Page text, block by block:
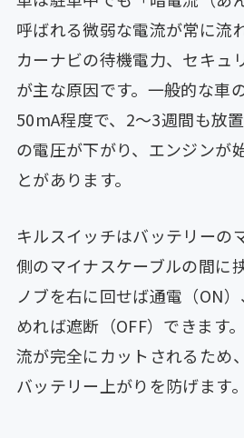
呼ばれる微弱な電流が常に流
カーナビの待機電力、セキュ
が主な原因です。一般的な車
50mA程度で、2〜3週間も放
の電圧が下がり、エンジンが
とがあります。
キルスイッチはバッテリーの
側のマイナスケーブルの間に
ノブを右に回せば通電（ON
めれば遮断（OFF）できます
流が完全にカットされるため
バッテリー上がりを防げます。